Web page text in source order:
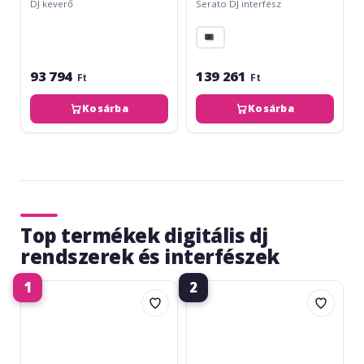
DJ keverő
93 794 Ft
Kosárba
Serato DJ interfész
139 261 Ft
Kosárba
Top termékek digitális dj
rendszerek és interfészek
1
ESI
MAYA44
2
Behringer
UCA202